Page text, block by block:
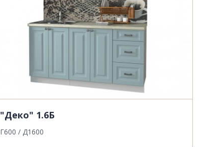
"Деко" 1.6Б
Г600 / Д1600